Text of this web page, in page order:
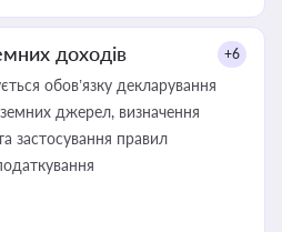
доходів +6
обов’язку декларування
джерел, визначення
застосування правил